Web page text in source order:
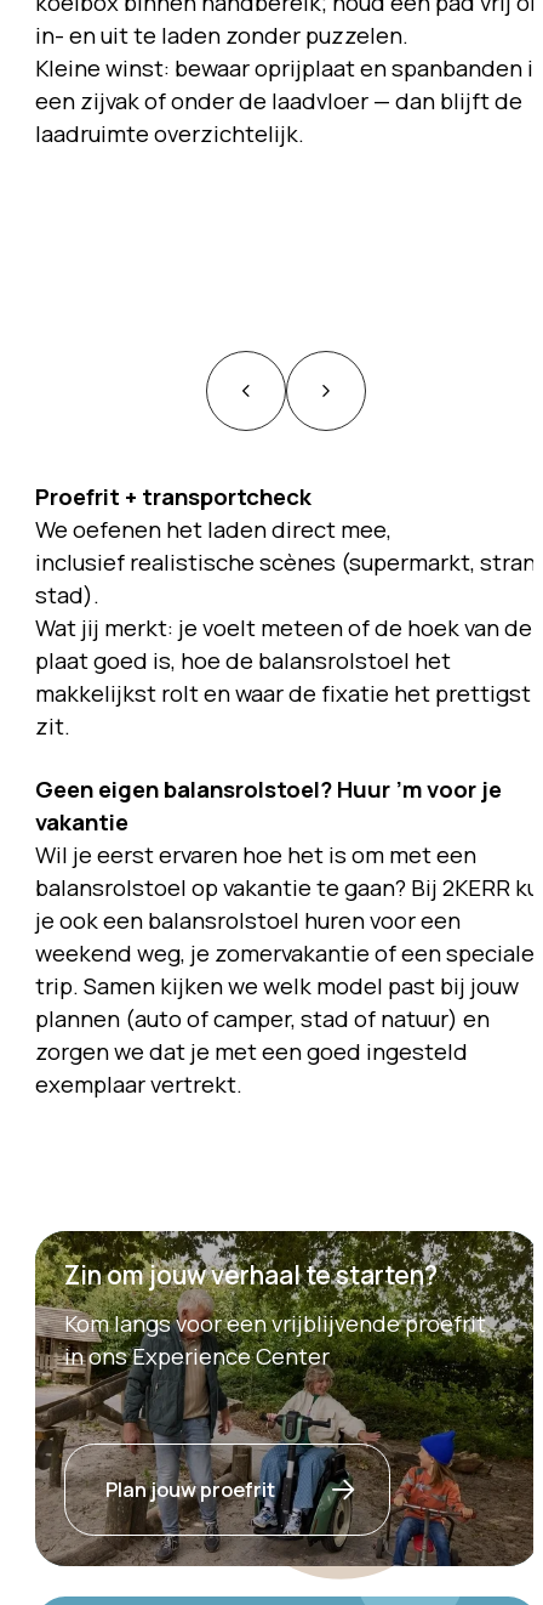
in- en uit te laden zonder puzzelen.
Kleine winst: bewaar oprijplaat en spanbanden
een zijvak of onder de laadvloer — dan blijft de
laadruimte overzichtelijk.
Proefrit + transportcheck
We oefenen het laden direct mee,
inclusief realistische scènes (supermarkt,
stad).
Wat jij merkt: je voelt meteen of de hoek van de
plaat goed is, hoe de balansrolstoel het
makkelijkst rolt en waar de fixatie het prettigst
zit.
Geen eigen balansrolstoel? Huur ’m voor je
vakantie
Wil je eerst ervaren hoe het is om met een
balansrolstoel op vakantie te gaan? Bij 2KERR
je ook een balansrolstoel huren voor een
weekend weg, je zomervakantie of een speciale
trip. Samen kijken we welk model past bij jouw
plannen (auto of camper, stad of natuur) en
zorgen we dat je met een goed ingesteld
exemplaar vertrekt.
Zin om jouw verhaal te starten?
Kom langs voor een vrijblijvende proefrit
in ons Experience Center
Plan jouw proefrit